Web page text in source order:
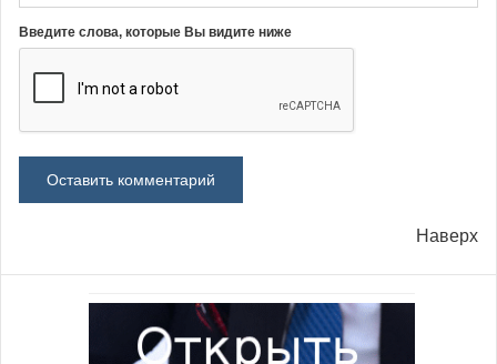
Введите слова, которые Вы видите ниже
Наверх